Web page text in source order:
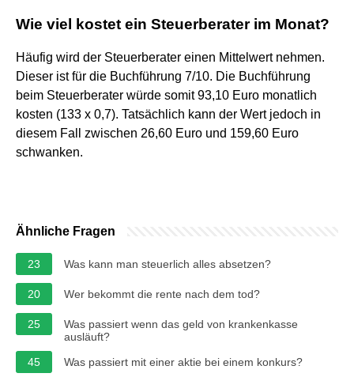
Wie viel kostet ein Steuerberater im Monat?
Häufig wird der Steuerberater einen Mittelwert nehmen.
Dieser ist für die Buchführung 7/10. Die Buchführung
beim Steuerberater würde somit 93,10 Euro monatlich
kosten (133 x 0,7). Tatsächlich kann der Wert jedoch in
diesem Fall zwischen 26,60 Euro und 159,60 Euro
schwanken.
Ähnliche Fragen
23 Was kann man steuerlich alles absetzen?
20 Wer bekommt die rente nach dem tod?
25
Was passiert wenn das geld von krankenkasse
ausläuft?
45
Was passiert mit einer aktie bei einem konkurs?